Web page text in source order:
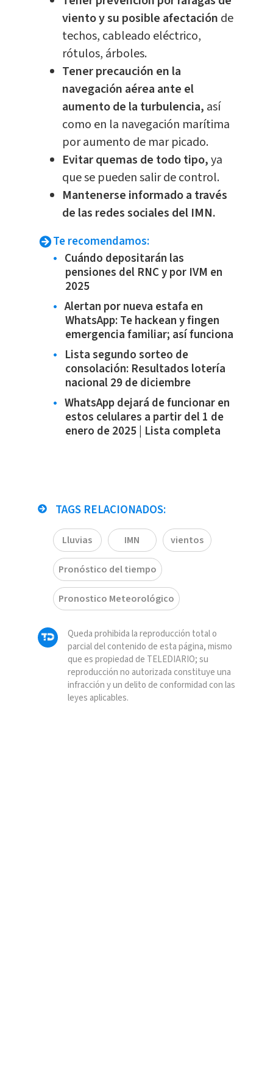
viento y su posible afectación de
techos, cableado eléctrico,
rótulos, árboles.
Tener precaución en la
navegación aérea ante el
aumento de la turbulencia, así
como en la navegación marítima
por aumento de mar picado.
Evitar quemas de todo tipo,ya
que se pueden salir de control.
Mantenerse informado a través
de las redes sociales del IMN.
Te recomendamos:
Cuándo depositarán las
pensiones del RNC y por IVM en
2025
Alertan por nueva estafa en
WhatsApp: Te hackean y fingen
emergencia familiar; así funciona
Lista segundo sorteo de
consolación: Resultados lotería
nacional 29 de diciembre
WhatsApp dejará de funcionar en
estos celulares a partir del 1 de
enero de 2025 | Lista completa
TAGS RELACIONADOS:
Lluvias IMN vientos
Pronóstico del tiempo
Pronostico Meteorológico
Queda prohibida la reproducción total o
parcial del contenido de esta página, mismo
que es propiedad de TELEDIARIO; su
reproducción no autorizada constituye una
infracción y un delito de conformidad con las
leyes aplicables.